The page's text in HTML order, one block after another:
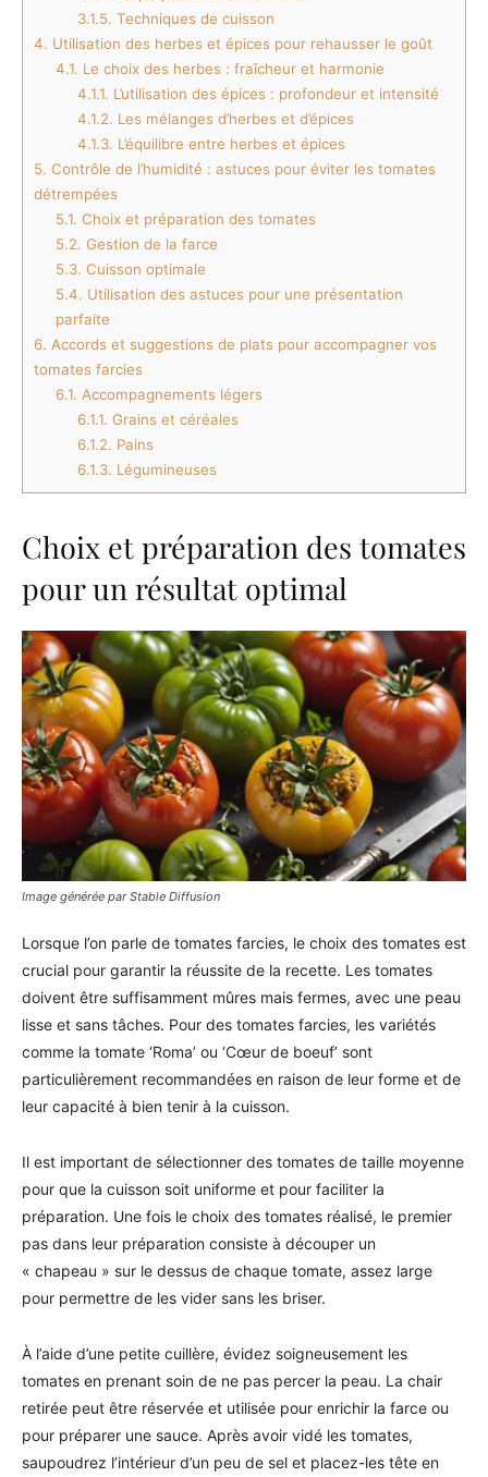
3.1.5. Techniques de cuisson
4. Utilisation des herbes et épices pour rehausser le goût
4.1. Le choix des herbes : fraîcheur et harmonie
4.1.1. L’utilisation des épices : profondeur et intensité
4.1.2. Les mélanges d’herbes et d’épices
4.1.3. L’équilibre entre herbes et épices
5. Contrôle de l’humidité : astuces pour éviter les tomates
détrempées
5.1. Choix et préparation des tomates
5.2. Gestion de la farce
5.3. Cuisson optimale
5.4. Utilisation des astuces pour une présentation
parfaite
6. Accords et suggestions de plats pour accompagner vos
tomates farcies
6.1. Accompagnements légers
6.1.1. Grains et céréales
6.1.2. Pains
6.1.3. Légumineuses
Choix et préparation des tomates
pour un résultat optimal
Image générée par Stable Diffusion
Lorsque l’on parle de tomates farcies, le choix des tomates est
crucial pour garantir la réussite de la recette. Les tomates
doivent être suffisamment mûres mais fermes, avec une peau
lisse et sans tâches. Pour des tomates farcies, les variétés
comme la tomate ‘Roma’ ou ‘Cœur de boeuf’ sont
particulièrement recommandées en raison de leur forme et de
leur capacité à bien tenir à la cuisson.
Il est important de sélectionner des tomates de taille moyenne
pour que la cuisson soit uniforme et pour faciliter la
préparation. Une fois le choix des tomates réalisé, le premier
pas dans leur préparation consiste à découper un
« chapeau » sur le dessus de chaque tomate, assez large
pour permettre de les vider sans les briser.
À l’aide d’une petite cuillère, évidez soigneusement les
tomates en prenant soin de ne pas percer la peau. La chair
retirée peut être réservée et utilisée pour enrichir la farce ou
pour préparer une sauce. Après avoir vidé les tomates,
saupoudrez l’intérieur d’un peu de sel et placez-les tête en